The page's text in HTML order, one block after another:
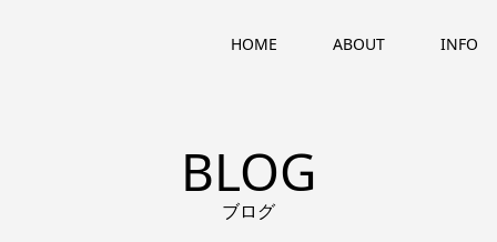
HOME ABOUT INFO
BLOG
ブログ